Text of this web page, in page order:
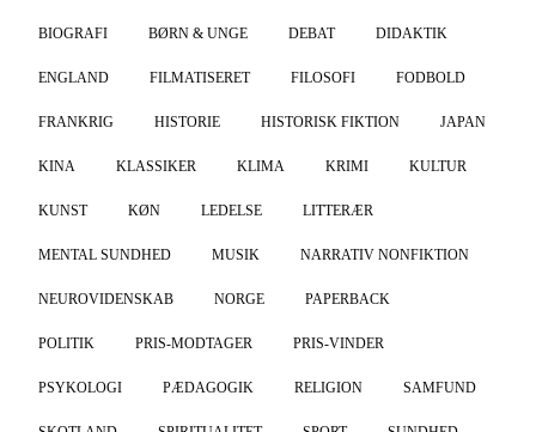
BIOGRAFI BØRN & UNGE DEBAT DIDAKTIK
ENGLAND FILMATISERET FILOSOFI FODBOLD
FRANKRIG HISTORIE HISTORISK FIKTION JAPAN
KINA KLASSIKER KLIMA KRIMI KULTUR
KUNST KØN LEDELSE LITTERÆR
MENTAL SUNDHED MUSIK NARRATIV NONFIKTION
NEUROVIDENSKAB NORGE PAPERBACK
POLITIK PRIS-MODTAGER PRIS-VINDER
PSYKOLOGI PÆDAGOGIK RELIGION SAMFUND